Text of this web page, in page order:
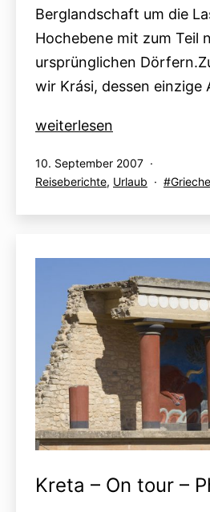
Berglandschaft um die
Hochebene mit zum Teil
ursprünglichen
wir Krási, dessen
Kreta
On
tour
–
Hochebene
Agios
Nikolaos
weiterlesen
Veröffentlicht
am
10. September 2007
Kategorisiert
Reiseberichte, Urlaub
Kreta – On tour –